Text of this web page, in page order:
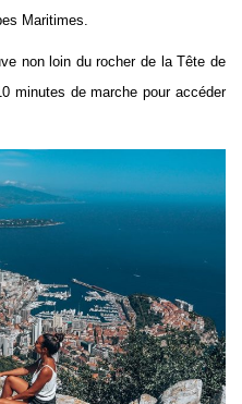
Maritimes.
non loin du rocher de la Tête de
minutes de marche pour accéder